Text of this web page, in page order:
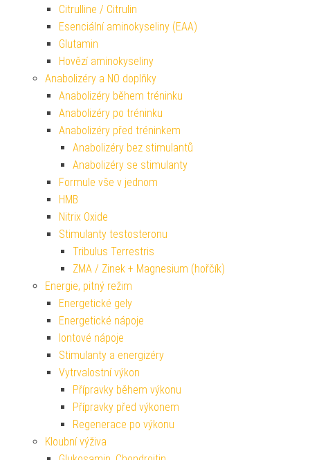
Citrulline / Citrulin
Esenciální aminokyseliny (EAA)
Glutamin
Hovězí aminokyseliny
Anabolizéry a NO doplňky
Anabolizéry během tréninku
Anabolizéry po tréninku
Anabolizéry před tréninkem
Anabolizéry bez stimulantů
Anabolizéry se stimulanty
Formule vše v jednom
HMB
Nitrix Oxide
Stimulanty testosteronu
Tribulus Terrestris
ZMA / Zinek + Magnesium (hořčík)
Energie, pitný režim
Energetické gely
Energetické nápoje
Iontové nápoje
Stimulanty a energizéry
Vytrvalostní výkon
Přípravky během výkonu
Přípravky před výkonem
Regenerace po výkonu
Kloubní výživa